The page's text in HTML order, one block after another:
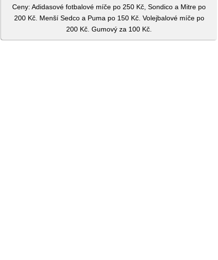
Ceny: Adidasové fotbalové míče po 250 Kč, Sondico a Mitre po
200 Kč. Menší Sedco a Puma po 150 Kč. Volejbalové míče po
200 Kč. Gumový za 100 Kč.